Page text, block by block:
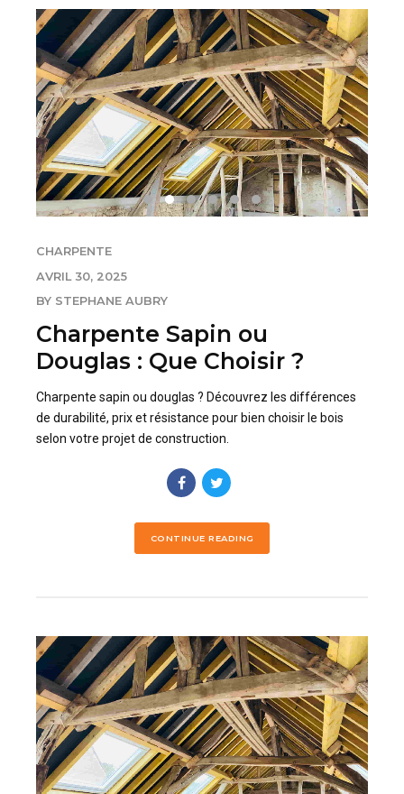
CHARPENTE
AVRIL 30, 2025
BY STEPHANE AUBRY
Charpente Sapin ou
Douglas : Que Choisir ?
Charpente sapin ou douglas ? Découvrez les différences
de durabilité, prix et résistance pour bien choisir le bois
selon votre projet de construction.
CONTINUE READING